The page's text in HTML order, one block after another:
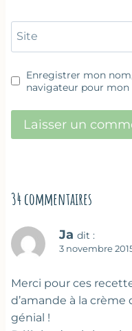
Site
Enregistrer mon
navigateur pour
34 commentaires
Ja dit :
3 novembre
Merci pour ces
d’amande à la
génial !